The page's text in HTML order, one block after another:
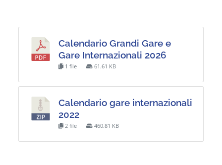
Calendario Grandi Gare e
Gare Internazionali 2026
1 file 61.61 KB
Calendario gare internazionali
2022
2 file 460.81 KB